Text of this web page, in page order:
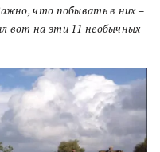
что побывать в них –
вот на эти 11 необычных